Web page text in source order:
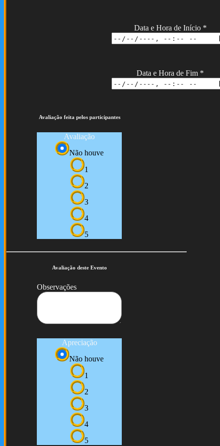
Data e Hora de Início *
Data e Hora de Fim *
Avaliação feita pelos participantes
Avaliação
Não houve
1
2
3
4
5
Avaliação deste Evento
Observações
Apreciação
Não houve
1
2
3
4
5